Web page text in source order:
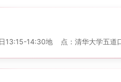
13:15-14:30 地 点：清华大学五道